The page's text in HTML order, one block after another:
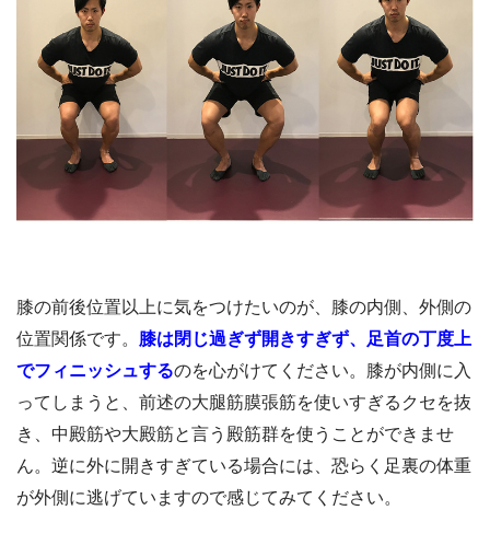
膝の前後位置以上に気をつけたいのが、膝の内側、外側の
位置関係です。 膝は閉じ過ぎず開きすぎず、足首の丁度上
でフィニッシュするのを心がけてください。膝が内側に入
ってしまうと、前述の大腿筋膜張筋を使いすぎるクセを抜
き、中殿筋や大殿筋と言う殿筋群を使うことができませ
ん。逆に外に開きすぎている場合には、恐らく足裏の体重
が外側に逃げていますので感じてみてください。